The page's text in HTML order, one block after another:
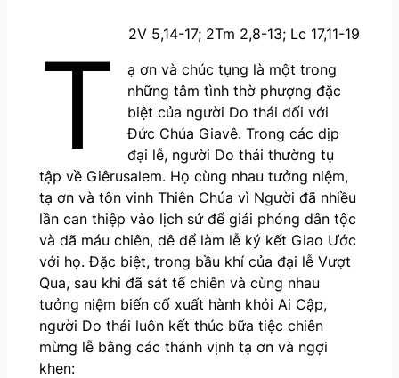
2V 5,14-17; 2Tm 2,8-13; Lc 17,11-19
T
ạ ơn và chúc tụng là một trong
những tâm tình thờ phượng đặc
biệt của người Do thái đối với
Đức Chúa Giavê. Trong các dịp
đại lễ, người Do thái thường tụ
tập về Giêrusalem. Họ cùng nhau tưởng niệm,
tạ ơn và tôn vinh Thiên Chúa vì Người đã nhiều
lần can thiệp vào lịch sử để giải phóng dân tộc
và đã máu chiên, dê để làm lễ ký kết Giao Ước
với họ. Đặc biệt, trong bầu khí của đại lễ Vượt
Qua, sau khi đã sát tế chiên và cùng nhau
tưởng niệm biến cố xuất hành khỏi Ai Cập,
người Do thái luôn kết thúc bữa tiệc chiên
mừng lễ bằng các thánh vịnh tạ ơn và ngợi
khen: